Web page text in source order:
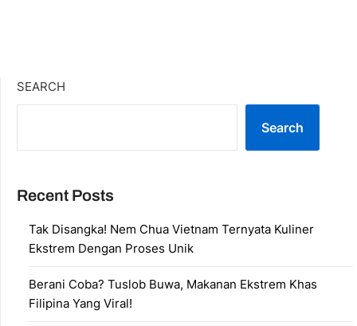
SEARCH
Search
Recent Posts
Tak Disangka! Nem Chua Vietnam Ternyata Kuliner
Ekstrem Dengan Proses Unik
Berani Coba? Tuslob Buwa, Makanan Ekstrem Khas
Filipina Yang Viral!